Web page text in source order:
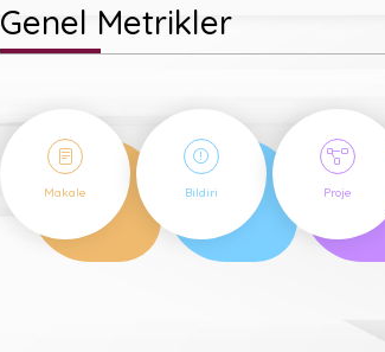
Genel Metrikler
4
Makale
7
Bildiri
1
Proje